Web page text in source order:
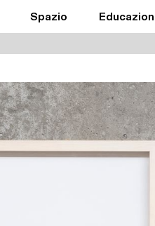
Spazio